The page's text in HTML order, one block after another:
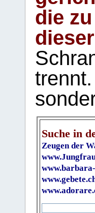
die
Suche in
Zeugen der